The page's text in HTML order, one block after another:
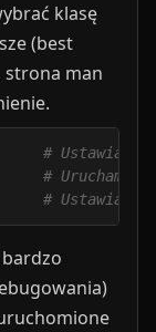
klasę
(best
strona man
# Ustawia
#
# Ustawia